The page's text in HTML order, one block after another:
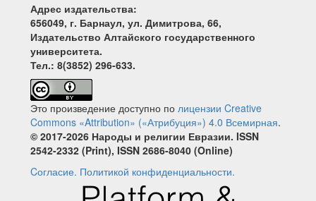
Адрес издательства:
656049, г. Барнаул, ул. Димитрова, 66,
Издательство Алтайского государственного
университета.
Тел.: 8(3852) 296-633.
Это произведение доступно по лицензии Creative
Commons «Attribution» («Атрибуция») 4.0 Всемирная.
© 2017-2026 Народы и религии Евразии. ISSN
2542-2332 (Print), ISSN 2686-8040 (Online)
Cогласие. Политикой конфиденциальности.